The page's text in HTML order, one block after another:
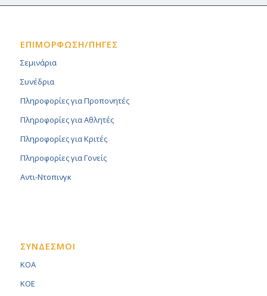
ΕΠΙΜΟΡΦΩΣΗ/ΠΗΓΕΣ
Σεμινάρια
Συνέδρια
Πληροφορίες για Προπονητές
Πληροφορίες για Αθλητές
Πληροφορίες για Κριτές
Πληροφορίες για Γονείς
Αντι-Ντοπινγκ
ΣΥΝΔΕΣΜΟΙ
KOA
KOE